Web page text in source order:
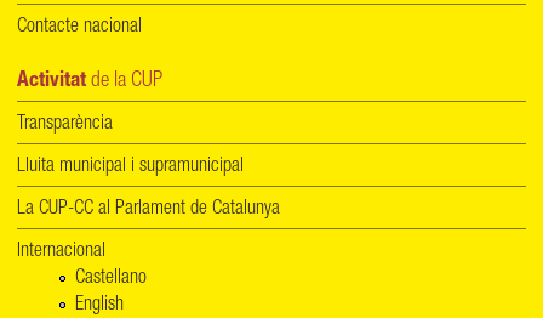
Contacte nacional
Activitat de la CUP
Transparència
Lluita municipal i supramunicipal
La CUP-CC al Parlament de Catalunya
Internacional
Castellano
English